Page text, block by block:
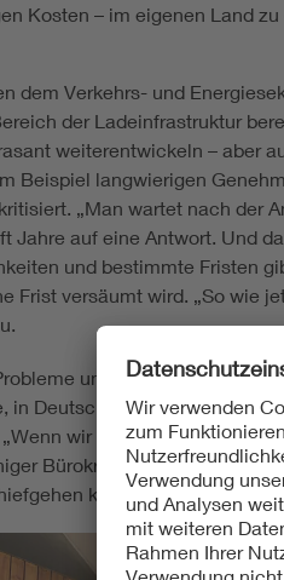
Kosten – im eigenen Land
dem Verkehrs- und
der Ladeinfrastruktur
weiterentwickeln – aber
Beispiel langwierigen
„Man wartet nach der
Jahre auf eine Antwort. Und
und bestimmte Fristen
Frist versäumt wird. „So wie
und würde sich
in Deutschland Investoren für
wir die Elektromobilität
Bürokratie, um die
kann – anstatt die